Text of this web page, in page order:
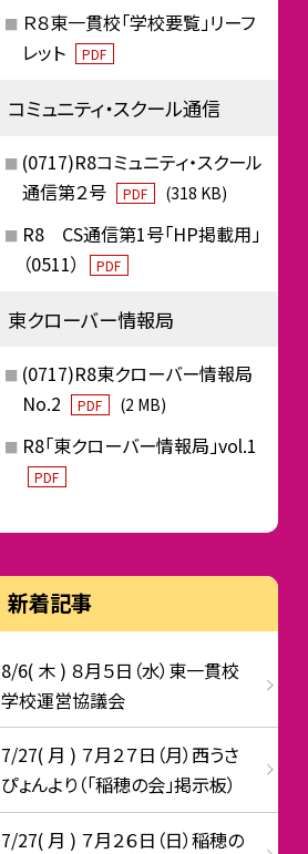
Ｒ８東一貫校「学校要覧」リーフ
レット
PDF
コミュニティ・スクール通信
(0717)R8コミュニティ・スクール
通信第２号
PDF (318 KB)
R8 CS通信第1号「HP掲載用」
（0511）
PDF
東クローバー情報局
(0717)R8東クローバー情報局
No.2
PDF (2 MB)
R8「東クローバー情報局」vol.1
PDF
新着記事
8/6( 木 ) ８月５日（水）東一貫校
学校運営協議会
7/27( 月 ) ７月２７日（月）西うさ
ぴょんより（「稲穂の会」掲示板）
7/27( 月 ) ７月２６日（日）稲穂の